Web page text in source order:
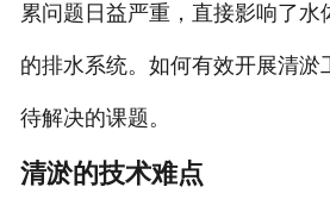
累问题日益严重，直接影响了水
的排水系统。如何有效开展清淤
待解决的课题。
清淤的技术难点